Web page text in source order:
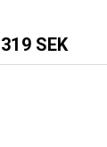
319 SEK